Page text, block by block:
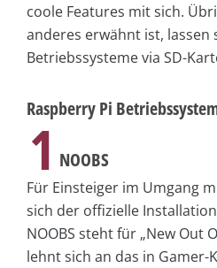
coole Features mit sich.
anderes erwähnt ist, lassen
Betriebssysteme via SD-
Raspberry Pi
1 NOOBS
Für Einsteiger im Umgang
sich der offizielle
NOOBS steht für „New Out
lehnt sich an das in Gamer-